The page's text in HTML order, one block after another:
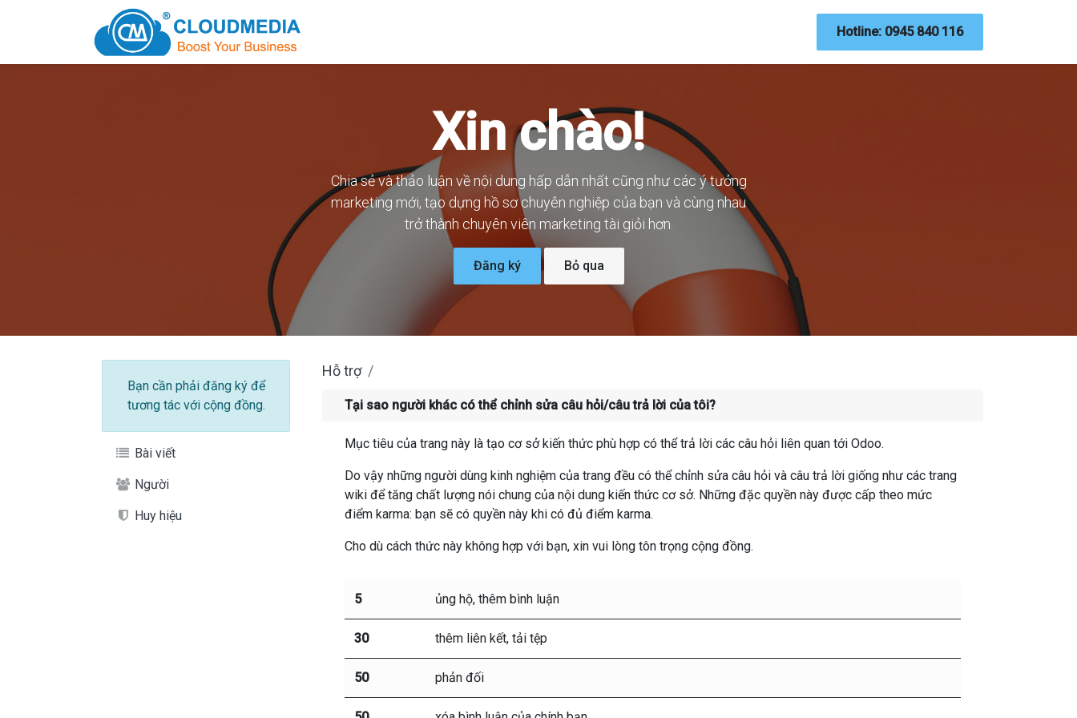
Liên hệ Giao diện Web
Hotline: 0945 840 116
Xin chào!
Chia sẻ và thảo luận về nội dung hấp dẫn nhất cũng như các ý tưởng
marketing mới, tạo dựng hồ sơ chuyên nghiệp của bạn và cùng nhau
trở thành chuyên viên marketing tài giỏi hơn.
Đăng ký Bỏ qua
Bạn cần phải đăng ký để
tương tác với cộng đồng.
Bài viết
Người
Huy hiệu
Hỗ trợ
Tại sao người khác có thể chỉnh sửa câu hỏi/câu trả lời của tôi?
Mục tiêu của trang này là tạo cơ sở kiến thức phù hợp có thể trả lời các câu hỏi liên quan tới Odoo.
Do vậy những người dùng kinh nghiệm của trang đều có thể chỉnh sửa câu hỏi và câu trả lời giống như các trang
wiki để tăng chất lượng nói chung của nội dung kiến thức cơ sở. Những đặc quyền này được cấp theo mức
điểm karma: bạn sẽ có quyền này khi có đủ điểm karma.
Cho dù cách thức này không hợp với bạn, xin vui lòng tôn trọng cộng đồng.
5 ủng hộ, thêm bình luận
30 thêm liên kết, tải tệp
50 phản đối